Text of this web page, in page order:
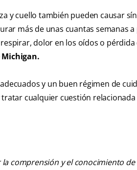
y cuello también pueden causar
más de unas cuantas semanas
dolor en los oídos o
Michigan.
y un buen régimen de
cualquier cuestión
comprensión y el conocimiento